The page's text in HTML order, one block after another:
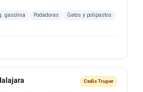
gasolina Podadoras
Gatos y polipastos
Cedis Truper